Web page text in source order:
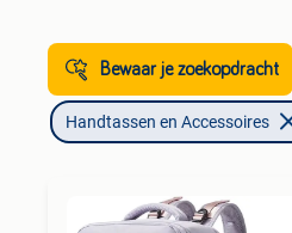
Bewaar je zoekopdracht
Handtassen en Accessoires